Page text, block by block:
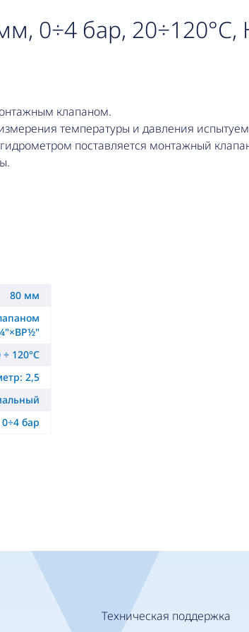
0÷4 бар, 20÷120°C,
клапаном.
температуры и давления
поставляется монтажный
80 мм
÷ 120°C
2,5
0÷4 бар
Техническая поддержка